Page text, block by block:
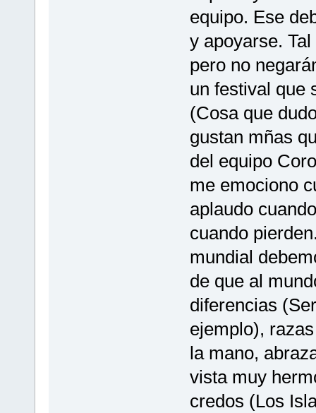
equipo. Ese
y apoyarse.
pero no
un festival que
(Cosa que
gustan mñas
del equipo
me emociono
aplaudo
cuando
mundial
de que al
diferencias
ejemplo),
la mano,
vista muy
credos (Los